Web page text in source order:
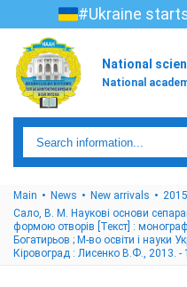
#Ukraine
National
National
Main News New arrivals 2015
Сало, В. М. Наукові основи
формою отворів [Текст] :
Богатирьов ; М-во освіти і науки
Кіровоград : Лисенко В.Ф., 2013. -